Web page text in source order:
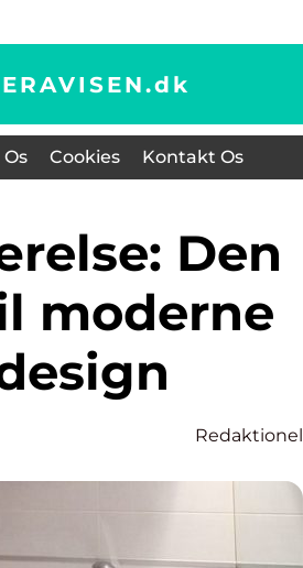
dk
Cookies Kontakt Os
moderne
Redaktionel